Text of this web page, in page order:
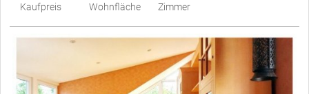
Kaufpreis
Wohnfläche
Zimmer